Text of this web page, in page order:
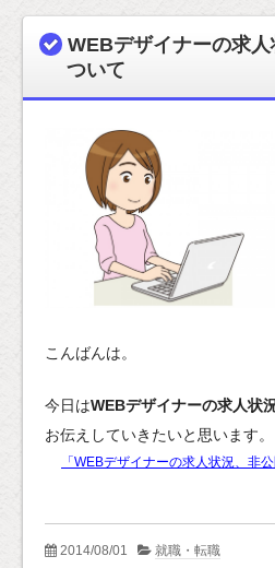
WEBデザイナーの求
ついて
こんばんは。
今日はWEBデザイナーの求人状
お伝えしていきたいと思います。
「WEBデザイナーの求人状況、非
2014/08/01 就職・転職